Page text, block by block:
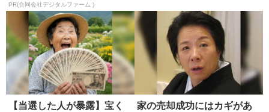
PR(合同会社デジタルファーム )
【当選した人が暴露】宝く
家の売却成功にはカギがあ